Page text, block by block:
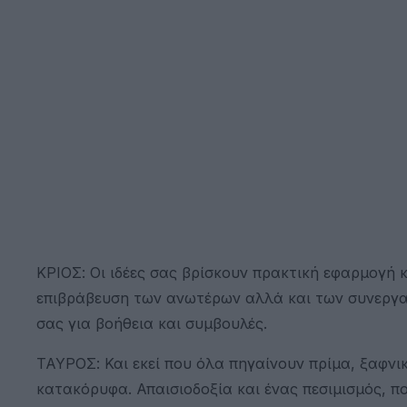
ΚΡΙΟΣ: Οι ιδέες σας βρίσκουν πρακτική
επιβράβευση των ανωτέρων αλλά και των
σας για βοήθεια και συμβουλές.
ΤΑΥΡΟΣ: Και εκεί που όλα πηγαίνουν πρίμα,
κατακόρυφα. Απαισιοδοξία και ένας πεσιμισμός,